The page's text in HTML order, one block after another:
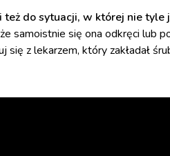
też do sytuacji, w której nie
samoistnie się ona odkręci lub
się z lekarzem, który zakładał